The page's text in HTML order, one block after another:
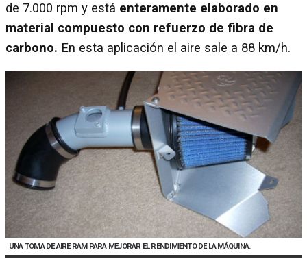
de 7.000 rpm y está enteramente elaborado en
material compuesto con refuerzo de fibra de
carbono. En esta aplicación el aire sale a 88 km/h.
UNA TOMA DE AIRE RAM PARA MEJORAR EL RENDIMIENTO DE LA MÁQUINA.